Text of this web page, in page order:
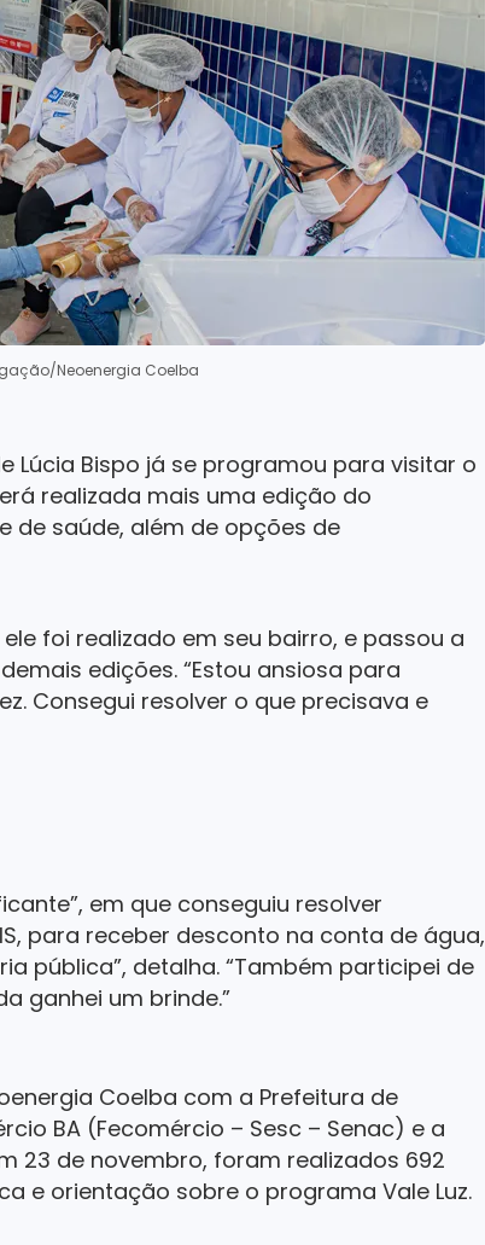
Neoenergia Coelba
Lúcia Bispo já se programou para visitar o
realizada mais uma edição do
de saúde, além de opções de
foi realizado em seu bairro, e passou a
edições. “Estou ansiosa para
Consegui resolver o que precisava e
em que conseguiu resolver
para receber desconto na conta de água,
pública”, detalha. “Também participei de
ganhei um brinde.”
Coelba com a Prefeitura de
BA (Fecomércio – Sesc – Senac) e a
23 de novembro, foram realizados 692
e orientação sobre o programa Vale Luz.